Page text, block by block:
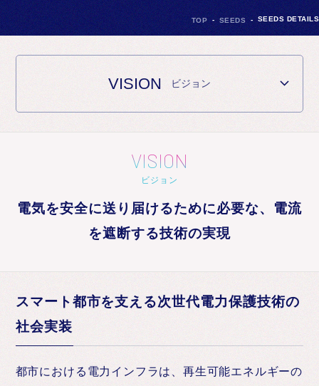
TOP SEEDS SEEDS DETAILS
VISION ビジョン
VISION
ビジョン
電気を安全に送り届けるために必要な、電流
を遮断する技術の実現
スマート都市を支える次世代電力保護技術の
社会実装
都市における電力インフラは、再生可能エネルギーの